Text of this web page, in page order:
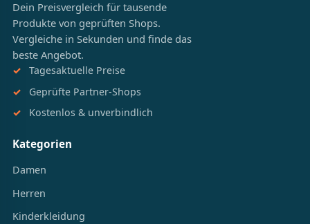
Dein Preisvergleich für tausende
Produkte von geprüften Shops.
Vergleiche in Sekunden und finde das
beste Angebot.
Tagesaktuelle Preise
Geprüfte Partner-Shops
Kostenlos & unverbindlich
Kategorien
Damen
Herren
Kinderkleidung